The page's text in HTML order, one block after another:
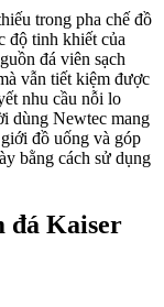
trong pha chế đồ
độ tinh khiết của
đá viên sạch
vẫn tiết kiệm được
nhu cầu nỗi lo
dùng Newtec mang
đồ uống và góp
bằng cách sử dụng
đá Kaiser